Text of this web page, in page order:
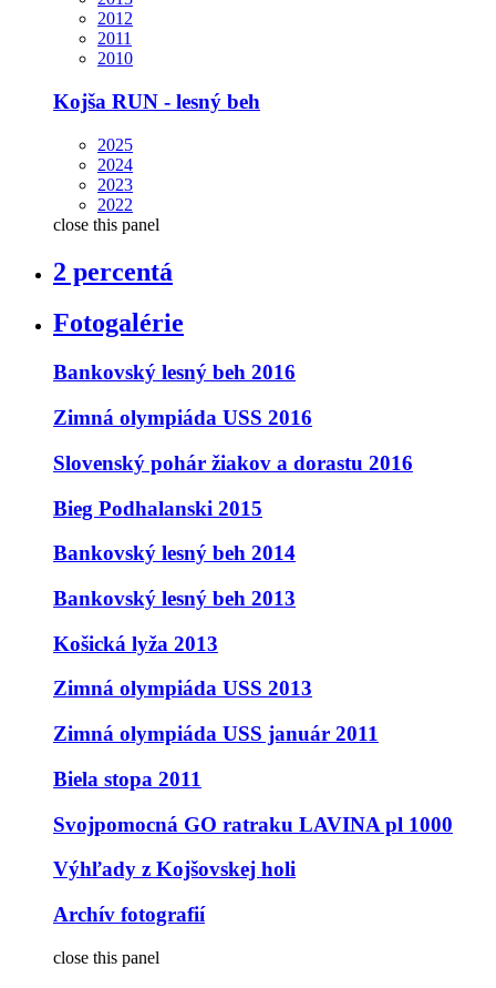
2012
2011
2010
Kojša RUN - lesný beh
2025
2024
2023
2022
close this panel
2 percentá
Fotogalérie
Bankovský lesný beh 2016
Zimná olympiáda USS 2016
Slovenský pohár žiakov a dorastu 2016
Bieg Podhalanski 2015
Bankovský lesný beh 2014
Bankovský lesný beh 2013
Košická lyža 2013
Zimná olympiáda USS 2013
Zimná olympiáda USS január 2011
Biela stopa 2011
Svojpomocná GO ratraku LAVINA pl 1000
Výhľady z Kojšovskej holi
Archív fotografií
close this panel